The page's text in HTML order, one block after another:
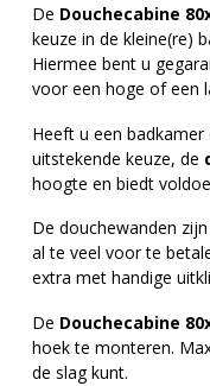
De Douchecabine
keuze in de kleine(re)
Hiermee bent u
voor een hoge of een
Heeft u een
uitstekende keuze, de
hoogte en biedt
De douchewanden
al te veel voor te
extra met handige
De Douchecabine
hoek te monteren.
de slag kunt.